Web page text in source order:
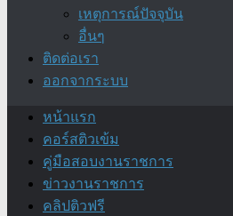
เหตุการณ์ปัจจุบัน
อื่นๆ
ติดต่อเรา
ออกจากระบบ
หน้าแรก
คอร์สติวเข้ม
คู่มือสอบงานราชการ
ข่าวงานราชการ
คลิปติวฟรี